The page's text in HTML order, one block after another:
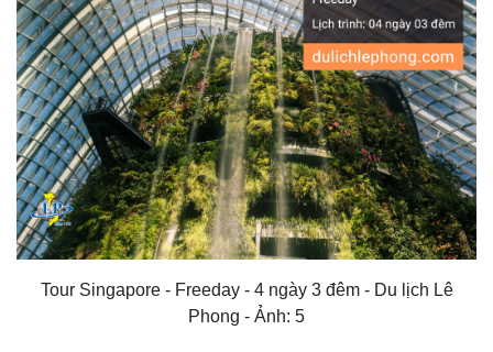
Tour Singapore - Freeday - 4 ngày 3 đêm - Du lịch Lê
Phong - Ảnh: 5